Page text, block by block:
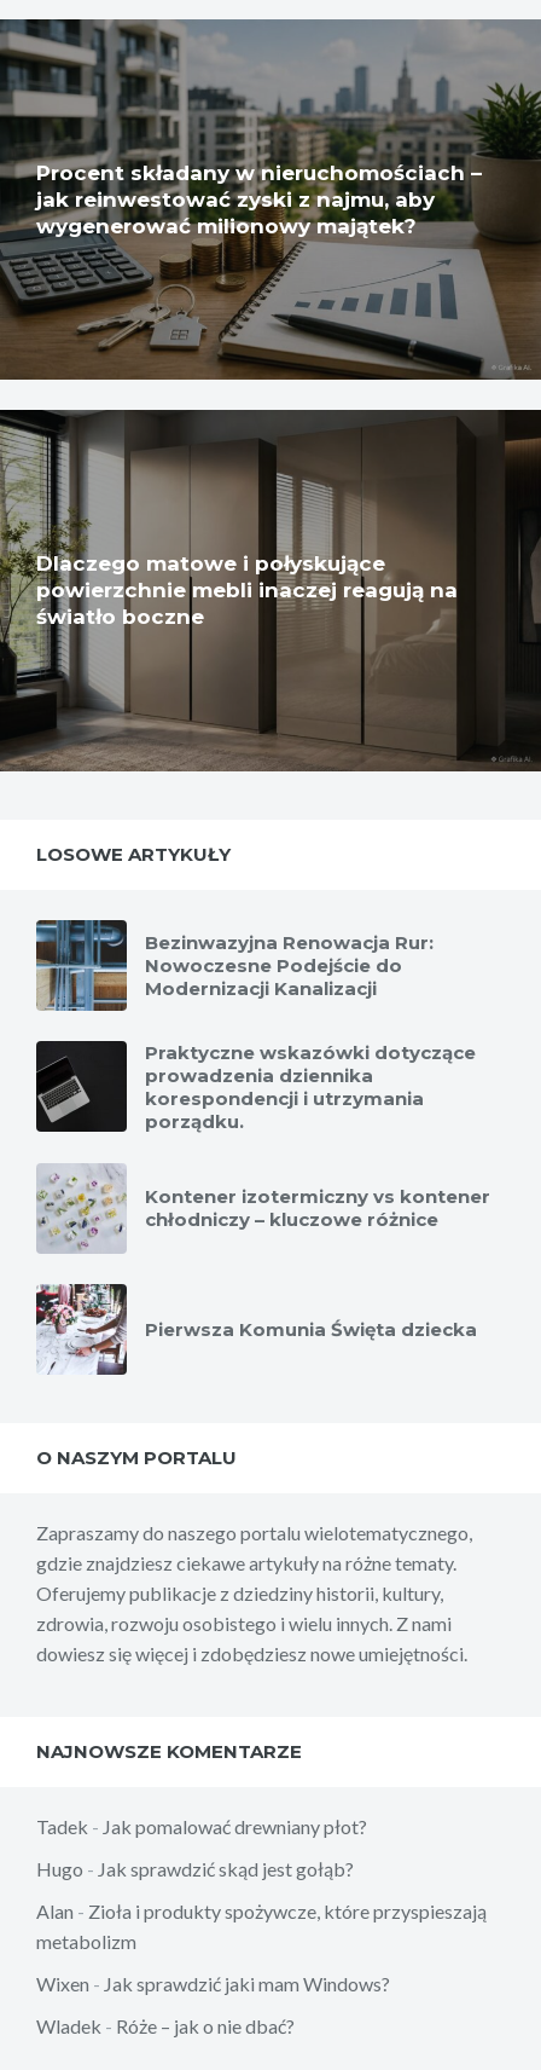
Procent składany w nieruchomościach –
jak reinwestować zyski z najmu, aby
wygenerować milionowy majątek?
Dlaczego matowe i połyskujące
powierzchnie mebli inaczej reagują na
światło boczne
LOSOWE ARTYKUŁY
Bezinwazyjna Renowacja Rur:
Nowoczesne Podejście do
Modernizacji Kanalizacji
Praktyczne wskazówki dotyczące
prowadzenia dziennika
korespondencji i utrzymania
porządku.
Kontener izotermiczny vs kontener
chłodniczy – kluczowe różnice
Pierwsza Komunia Święta dziecka
O NASZYM PORTALU
Zapraszamy do naszego portalu wielotematycznego,
gdzie znajdziesz ciekawe artykuły na różne tematy.
Oferujemy publikacje z dziedziny historii, kultury,
zdrowia, rozwoju osobistego i wielu innych. Z nami
dowiesz się więcej i zdobędziesz nowe umiejętności.
NAJNOWSZE KOMENTARZE
Tadek - Jak pomalować drewniany płot?
Hugo - Jak sprawdzić skąd jest gołąb?
Alan - Zioła i produkty spożywcze, które przyspieszają
metabolizm
Wixen - Jak sprawdzić jaki mam Windows?
Wladek - Róże – jak o nie dbać?